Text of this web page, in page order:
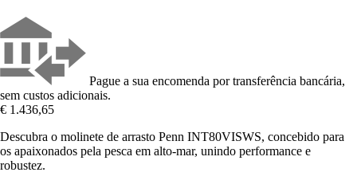
Pague a sua encomenda por transferência bancária,
sem custos adicionais.
€ 1.436,65
Descubra o molinete de arrasto Penn INT80VISWS, concebido para
os apaixonados pela pesca em alto-mar, unindo performance e
robustez.